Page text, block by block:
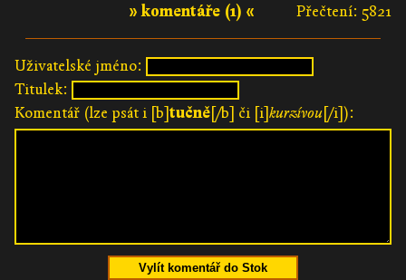
Přečtení: 5821
» komentáře (1) «
Uživatelské jméno:
Titulek:
Komentář (lze psát i [b]tučně[/b] či [i]kurzívou[/i]):
Vylít komentář do Stok